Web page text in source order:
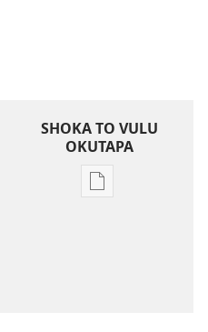
SHOKA TO VULU
OKUTAPA
Iileshomwa